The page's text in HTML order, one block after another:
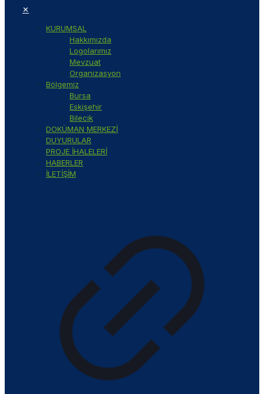
✕
KURUMSAL
Hakkımızda
Logolarımız
Mevzuat
Organizasyon
Bölgemiz
Bursa
Eskişehir
Bilecik
DOKÜMAN MERKEZİ
DUYURULAR
PROJE İHALELERİ
HABERLER
İLETİŞİM